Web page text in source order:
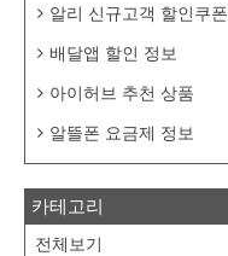
알리 신규고객 할인쿠폰
배달앱 할인 정보
아이허브 추천 상품
알뜰폰 요금제 정보
카테고리
전체보기